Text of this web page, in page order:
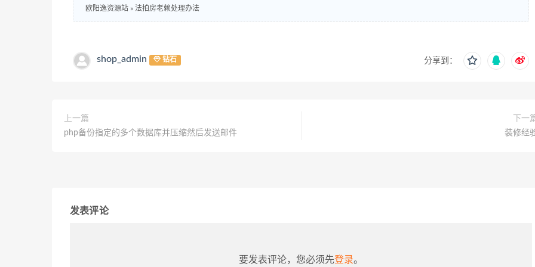
欧阳逸资源站 » 法拍房老赖处理办法
shop_admin 钻石 分享到：
上一篇
php备份指定的多个数据库并压缩然后发送邮件
下一
装修经
发表评论
要发表评论，您必须先登录。